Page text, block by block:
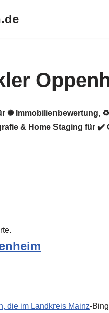
✺
& Home Staging für
die im Landkreis Mainz-